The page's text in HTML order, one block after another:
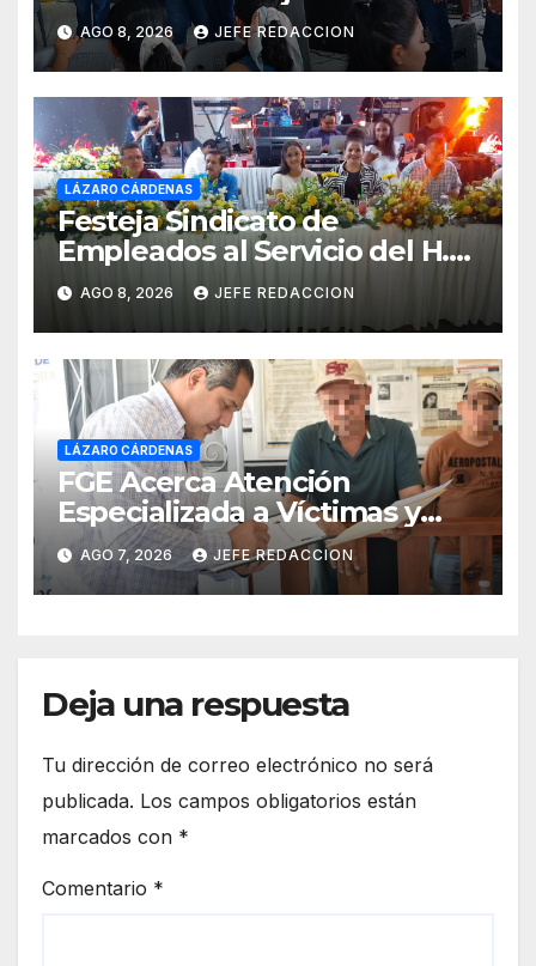
Ocampo en Lázaro Cárdenas
el domingo
AGO 8, 2026 JEFE REDACCION
LÁZARO CÁRDENAS
Festeja Sindicato de
Empleados al Servicio del H.
Ayuntamiento de LZC Día del
Empleado Municipal
AGO 8, 2026 JEFE REDACCION
LÁZARO CÁRDENAS
FGE Acerca Atención
Especializada a Víctimas y
Ciudadanía de Coalcomán
AGO 7, 2026 JEFE REDACCION
Deja una respuesta
Tu dirección de correo electrónico no será
publicada. Los campos obligatorios están
marcados con *
Comentario *